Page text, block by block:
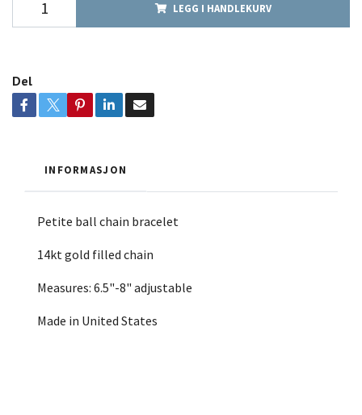
LEGG I HANDLEKURV
Del
INFORMASJON
Petite ball chain bracelet
14kt gold filled chain
Measures: 6.5"-8" adjustable
Made in United States